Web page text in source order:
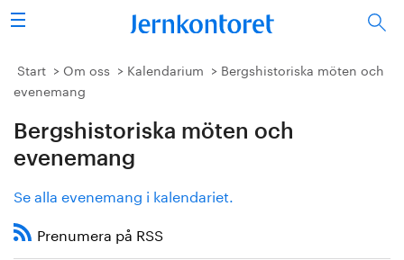
Sök
Stålindustrin
Forskning/utbildning
Energi/miljö
Vi tycker
Start Om oss Kalendarium
Bergshistoriska möten och
evenemang
Bergshistoriska möten och
evenemang
Se alla evenemang i kalendariet.
Prenumera på RSS